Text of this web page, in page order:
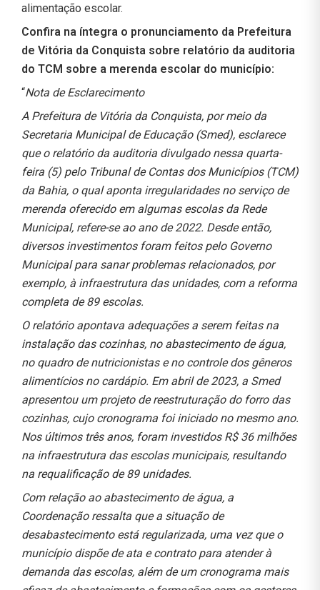
alimentação escolar.
Confira na íntegra o pronunciamento da Prefeitura
de Vitória da Conquista sobre relatório da auditoria
do TCM sobre a merenda escolar do município:
“Nota de Esclarecimento
A Prefeitura de Vitória da Conquista, por meio da
Secretaria Municipal de Educação (Smed), esclarece
que o relatório da auditoria divulgado nessa quarta-
feira (5) pelo Tribunal de Contas dos Municípios (TCM)
da Bahia, o qual aponta irregularidades no serviço de
merenda oferecido em algumas escolas da Rede
Municipal, refere-se ao ano de 2022. Desde então,
diversos investimentos foram feitos pelo Governo
Municipal para sanar problemas relacionados, por
exemplo, à infraestrutura das unidades, com a reforma
completa de 89 escolas.
O relatório apontava adequações a serem feitas na
instalação das cozinhas, no abastecimento de água,
no quadro de nutricionistas e no controle dos gêneros
alimentícios no cardápio. Em abril de 2023, a Smed
apresentou um projeto de reestruturação do forro das
cozinhas, cujo cronograma foi iniciado no mesmo ano.
Nos últimos três anos, foram investidos R$ 36 milhões
na infraestrutura das escolas municipais, resultando
na requalificação de 89 unidades.
Com relação ao abastecimento de água, a
Coordenação ressalta que a situação de
desabastecimento está regularizada, uma vez que o
município dispõe de ata e contrato para atender à
demanda das escolas, além de um cronograma mais